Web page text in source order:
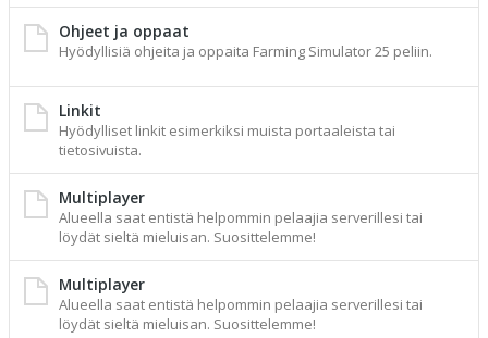
Ohjeet ja oppaat
Hyödyllisiä ohjeita ja oppaita Farming Simulator 25 peliin.
Linkit
Hyödylliset linkit esimerkiksi muista portaaleista tai
tietosivuista.
Multiplayer
Alueella saat entistä helpommin pelaajia serverillesi tai
löydät sieltä mieluisan. Suosittelemme!
Multiplayer
Alueella saat entistä helpommin pelaajia serverillesi tai
löydät sieltä mieluisan. Suosittelemme!